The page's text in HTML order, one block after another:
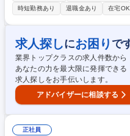
ます。 基幹系システムのインフラ面を中心とした設計業務、製造・テスト
の推進業務、顧客・社内関連部署
顧客は日本唯一の証券決済機関で
インフラに関わることができます
しれませんが、証券市場が適切に
社の存在があってこそです。 募集職種 【東京】証券取引市場のシステム
構築プロジェクトにおけるインフ
時短勤務あり
退職金あり 在宅OK
求人探しにお困り で
業界トップクラスの求人件数から
あなたの力を最大限に発揮できる
求人探しをお手伝いします。
アドバイザーに相談する
正社員